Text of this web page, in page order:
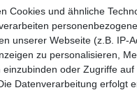
ich, dass ich die
ich jederzeit widerrufen.**
Abonnieren
Cookies und ähnliche
unserer Webseite (z.B. IP-
zu personalisieren,
einzubinden oder Zugriffe
Datenverarbeitung erfolgt